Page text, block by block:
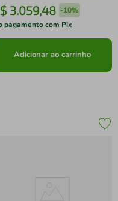
3.059,48 -10%
pagamento com Pix
Adicionar ao carrinho